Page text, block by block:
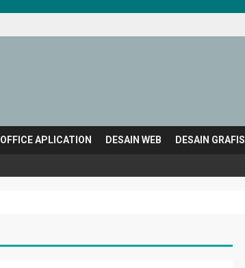
OFFICE APLICATION DESAIN WEB DESAIN GRAFIS